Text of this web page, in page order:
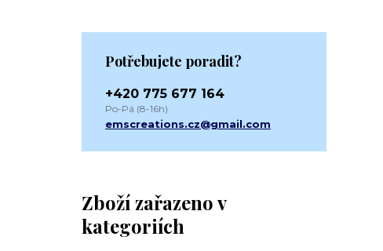
Zboží zařazeno v
kategoriích
Potřebujete poradit?
+420 775 677 164
Po-Pá (8-16h)
emscreations.cz@gmail.com